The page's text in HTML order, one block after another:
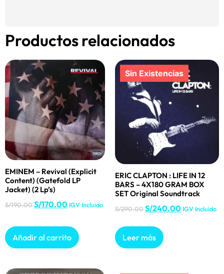
Productos relacionados
EMINEM – Revival (Explicit
Content) (Gatefold LP
Jacket) (2 Lp’s)
S/190.00S/170.00 IGV Incluido
Añadir al carrito
ERIC CLAPTON : LIFE IN 12
BARS – 4X180 GRAM BOX
SET Original Soundtrack
S/290.00S/240.00 IGV Incluido
Leer más